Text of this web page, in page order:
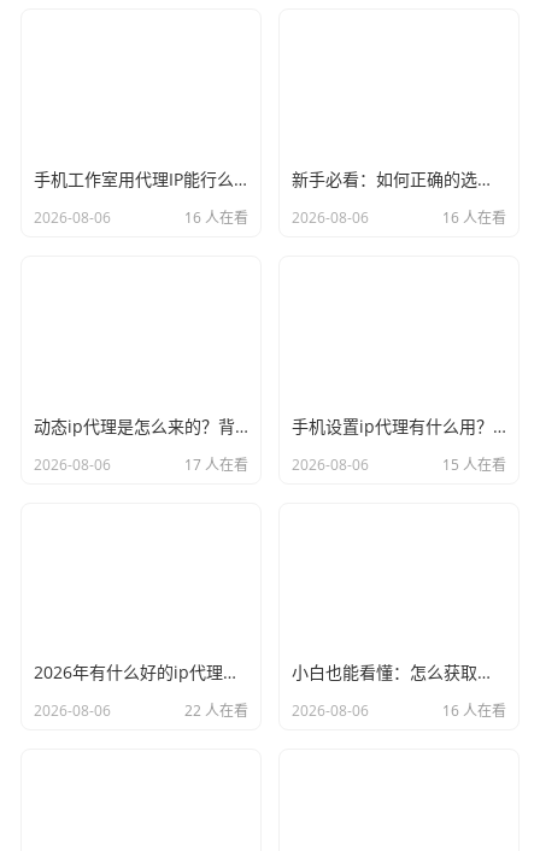
手机工作室用代理IP能行么？过来人的经验告诉你答案
2026-08-06 16 人在看
新手必看：如何正确的选择代理ip软件，别再交智商税了
2026-08-06 16 人在看
动态ip代理是怎么来的？背后的原理比你想象的精彩
2026-08-06 17 人在看
手机设置ip代理有什么用？不只是改定位那么简单
2026-08-06 15 人在看
2026年有什么好的ip代理软件？亲测后我只推荐这几个
2026-08-06 22 人在看
小白也能看懂：怎么获取代理ip和端口号，一步步教会你
2026-08-06 16 人在看